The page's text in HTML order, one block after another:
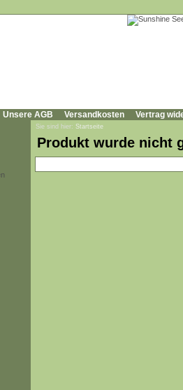
Unsere AGB Versandkosten Vertrag
Sie sind hier: Startseite
Produkt wurde nicht